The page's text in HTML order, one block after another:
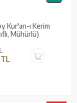
Kur'an-ı Kerim
Mühürlü)